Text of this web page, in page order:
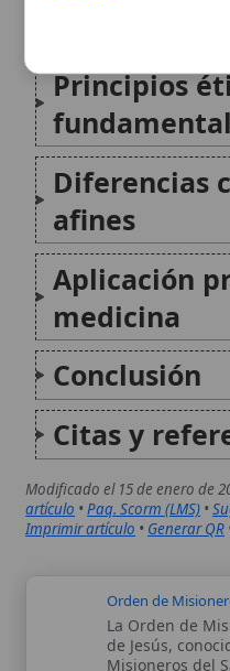
Aplicación
medicina
Conclusión
Citas y
Modificado el 15 de enero de 2026 •
artículo•Paq. Scorm (LMS)•
Imprimir artículo•Generar QR•
Orden de Misioneros
La Orden de
de Jesús, conocida
Misioneros del
una congregación
dedicada a la
Sagrado Corazón...
Trono de la Sabiduría
El Trono de la
Espíritu Santo. La
este...